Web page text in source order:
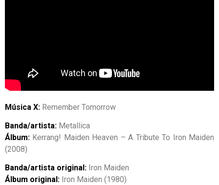
Música X: Remember Tomorrow
Banda/artista: Metallica
Álbum: Kerrang! Maiden Heaven – A Tribute To Iron Maiden
(2008)
Banda/artista original: Iron Maiden
Álbum original: Iron Maiden (1980)